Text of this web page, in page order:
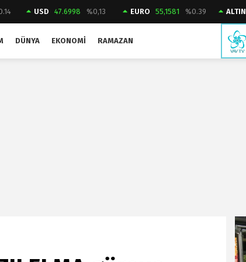
USD 47.6998 %0,13 EURO 55,1581 %0.39 ALTIN
DÜNYA EKONOMI RAMAZAN